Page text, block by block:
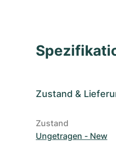
Zustand &
Zustand
Ungetragen - New